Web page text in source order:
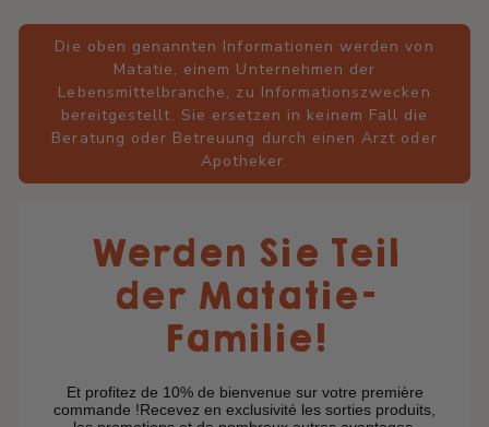
Die oben genannten Informationen werden von
Matatie, einem Unternehmen der
Lebensmittelbranche, zu Informationszwecken
bereitgestellt. Sie ersetzen in keinem Fall die
Beratung oder Betreuung durch einen Arzt oder
Apotheker.
Werden Sie Teil
der Matatie-
Familie!
Et profitez de 10% de bienvenue sur votre première
commande !Recevez en exclusivité les sorties produits,